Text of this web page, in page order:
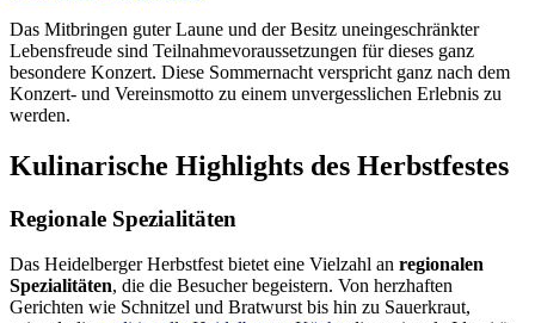
Das Mitbringen guter Laune und der Besitz uneingeschränkter
Lebensfreude sind Teilnahmevoraussetzungen für dieses ganz
besondere Konzert. Diese Sommernacht verspricht ganz nach dem
Konzert- und Vereinsmotto zu einem unvergesslichen Erlebnis zu
werden.
Kulinarische Highlights des Herbstfestes
Regionale Spezialitäten
Das Heidelberger Herbstfest bietet eine Vielzahl an regionalen
Spezialitäten, die die Besucher begeistern. Von herzhaften
Gerichten wie Schnitzel und Bratwurst bis hin zu Sauerkraut,